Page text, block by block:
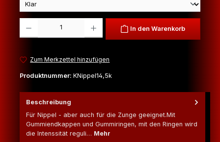
In den Warenkorb
Zum Merkzettel hinzufügen
Produktnummer: KNippel14,5k
Beschreibung
Für Nippel - aber auch für die Zunge geeignet.Mit
Gummiendkappen und Gummiringen, mit den Ringen wird
die Intenssität reguli… Mehr